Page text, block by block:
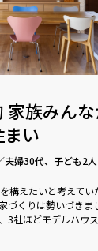
家族みん
い
婦30代、子ども2人
構えたいと考えてい
づくりは勢いづきま
3社ほどモデルハウ